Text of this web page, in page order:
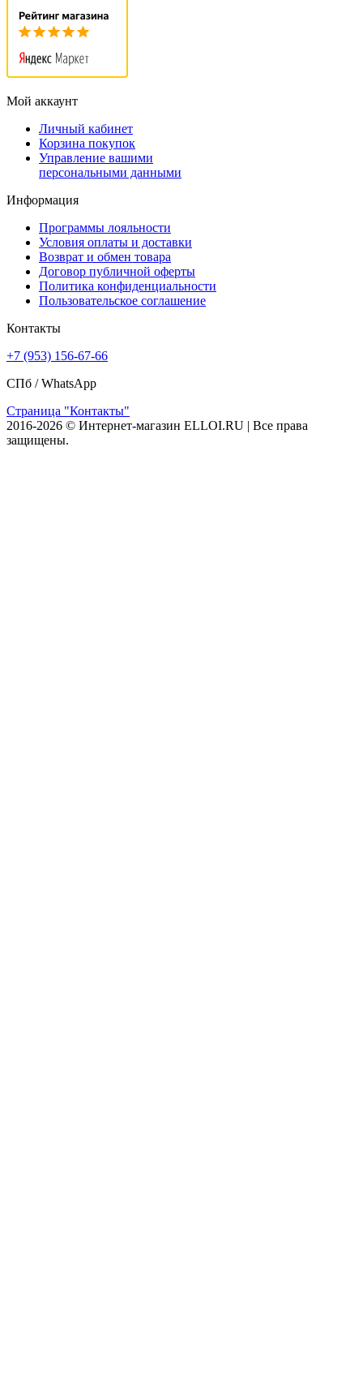
Мой аккаунт
Личный кабинет
Корзина покупок
Управление вашими
персональными данными
Информация
Программы лояльности
Условия оплаты и доставки
Возврат и обмен товара
Договор публичной оферты
Политика конфиденциальности
Пользовательское соглашение
Контакты
+7 (953) 156-67-66
СПб /WhatsApp
Страница "Контакты"
2016-2026 © Интернет-магазин ELLOI.RU | Все права
защищены.